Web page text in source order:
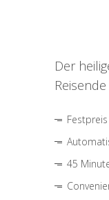
Der
Reisende
Festpreis
45